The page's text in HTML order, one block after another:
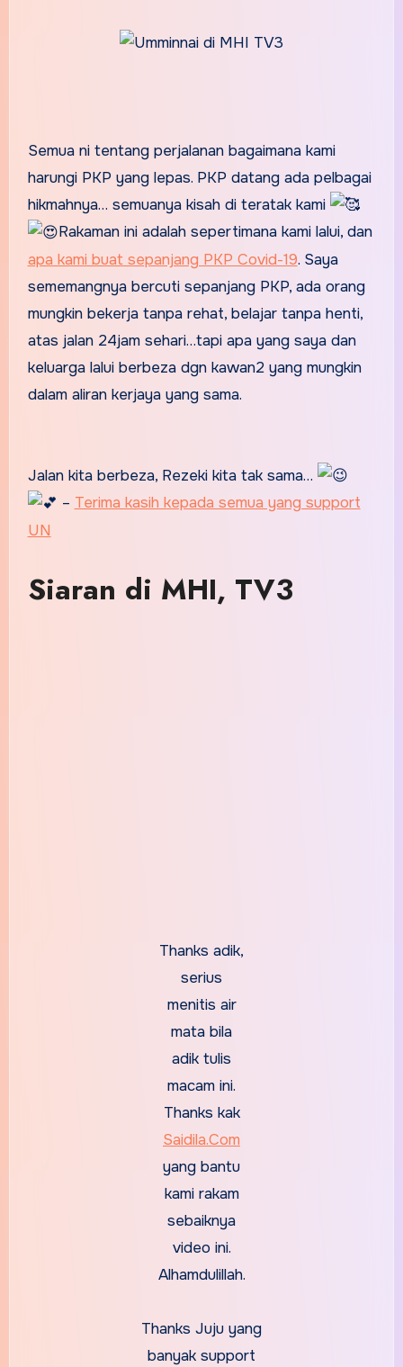
Semua ni tentang perjalanan bagaimana kami
harungi PKP yang lepas. PKP datang ada pelbagai
hikmahnya… semuanya kisah di teratak kami
Rakaman ini adalah sepertimana kami lalui, dan
apa kami buat sepanjang PKP Covid-19. Saya
sememangnya bercuti sepanjang PKP, ada orang
mungkin bekerja tanpa rehat, belajar tanpa henti,
atas jalan 24jam sehari…tapi apa yang saya dan
keluarga lalui berbeza dgn kawan2 yang mungkin
dalam aliran kerjaya yang sama.
Jalan kita berbeza, Rezeki kita tak sama…
– Terima kasih kepada semua yang support
UN
Siaran di MHI, TV3
Thanks adik,
serius
menitis air
mata bila
adik tulis
macam ini.
Thanks kak
Saidila.Com
yang bantu
kami rakam
sebaiknya
video ini.
Alhamdulillah.
Thanks Juju yang
banyak support